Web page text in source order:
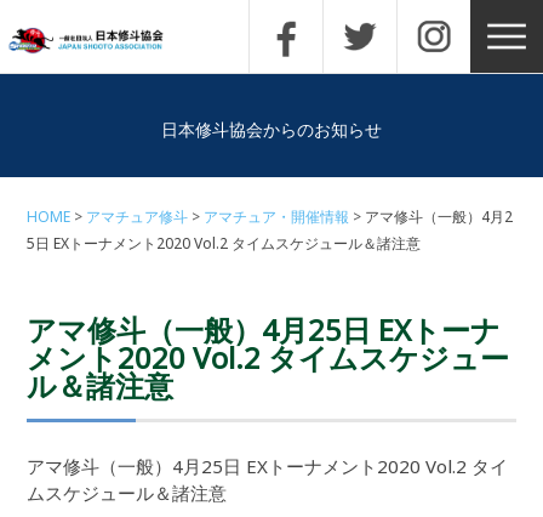
日本修斗協会からのお知らせ
HOME アマチュア修斗 アマチュア・開催情報
アマ修斗（一般）4月2
5日 EXトーナメント2020 Vol.2 タイムスケジュール＆諸注意
アマ修斗（一般）4月25日 EXトーナ
メント2020 Vol.2 タイムスケジュー
ル＆諸注意
アマ修斗（一般）4月25日 EXトーナメント2020 Vol.2 タイ
ムスケジュール＆諸注意